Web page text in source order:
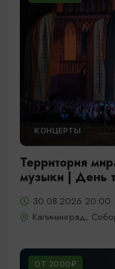
КОНЦЕРТЫ
Территория
музыки | День
30.08.2026 20:00
Калининград,
ОТ 2000₽